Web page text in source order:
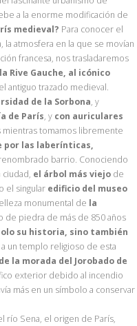
a la enorme modificación de
medieval? Para conocer el
la atmosfera en la que se movían
francesa, nos trasladaremos
la Rive Gauche, al icónico
antiguo trazado medieval.
de la Sorbona, y
de París, y con auriculares
tomamos libremente
por las laberínticas,
barrio. Conociendo
ciudad, el árbol más viejo de
o el singular edificio del museo
monumental de la
de piedra de más de 850 años
su historia, sino también
un templo religioso de esta
la morada del Jorobado de
exterior debido al incendio
más en un símbolo a conservar
río Sena, el origen de París,